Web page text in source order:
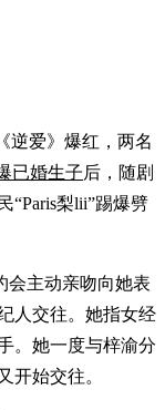
逆爱》爆红，两名
已婚生子后，随剧
“Paris梨lii”踢爆劈
会主动亲吻向她表
人交往。她指女经
。她一度与梓渝分
开始交往。